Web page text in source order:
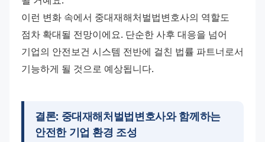
이런 변화 속에서 중대재해처벌법변호사의 역할도
점차 확대될 전망이에요. 단순한 사후 대응을 넘어
기업의 안전보건 시스템 전반에 걸친 법률 파트너로서
기능하게 될 것으로 예상됩니다.
결론: 중대재해처벌법변호사와 함께하는
안전한 기업 환경 조성